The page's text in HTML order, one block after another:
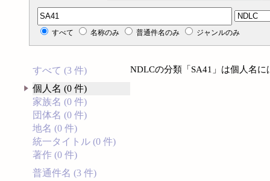
分類記号検索
すべて 名称のみ 普通件名のみ ジャンルのみ
すべて (3 件)
個人名 (0 件)
家族名 (0 件)
団体名 (0 件)
地名 (0 件)
統一タイトル (0 件)
著作 (0 件)
普通件名 (3 件)
NDLCの分類「SA41」は個人名